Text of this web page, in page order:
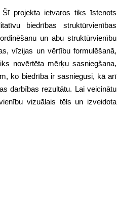
projekta ietvaros tiks īstenots
biedrības struktūrvienības
un abu struktūrvienību
vīzijas un vērtību formulēšanā,
novērtēta mērķu sasniegšana,
ko biedrība ir sasniegusi, kā arī
darbības rezultātu. Lai veicinātu
vizuālais tēls un izveidota